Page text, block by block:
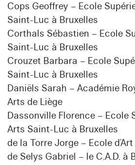
Cops Geoffrey – Ecole
Saint-Luc à Bruxelles
Corthals Sébastien – Ecole
Saint-Luc à Bruxelles
Crouzet Barbara – Ecole
Saint-Luc à Bruxelles
Daniëls Sarah – Académie
Arts de Liège
Dassonville Florence – Ecole
Arts Saint-Luc à Bruxelles
de la Torre Jorge – Ecole d’Art
de Selys Gabriel – le C.A.D. à